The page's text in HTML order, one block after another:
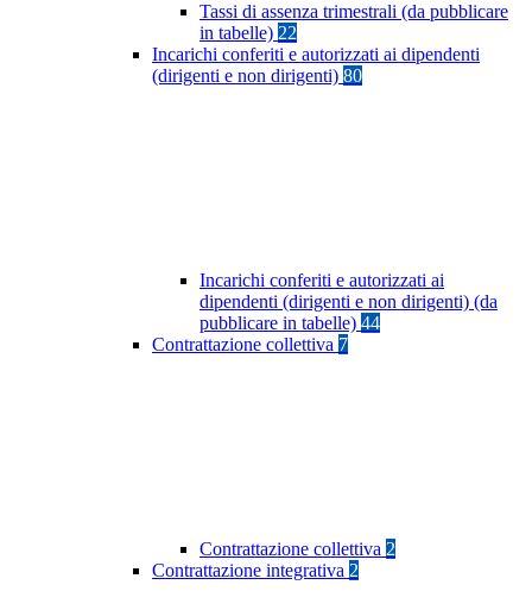
Tassi di assenza trimestrali (da pubblicare
in tabelle) 22
Incarichi conferiti e autorizzati ai dipendenti
(dirigenti e non dirigenti) 80
Incarichi conferiti e autorizzati ai
dipendenti (dirigenti e non dirigenti) (da
pubblicare in tabelle) 44
Contrattazione collettiva 7
Contrattazione collettiva 2
Contrattazione integrativa 2